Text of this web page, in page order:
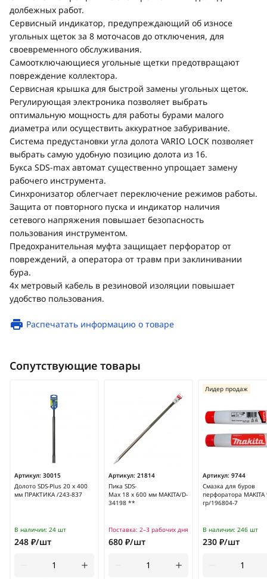
долбежных работ.
Сервисный индикатор, предупреждающий об износе
угольных щеток за 8 моточасов до отключения, для
своевременного обслуживания.
Самоотключающиеся угольные щетки предотвращают
повреждение коллектора.
Сервисная крышка для быстрой замены угольных щеток.
Регулирующая электроника позволяет выбрать
оптимальную мощность для работы бурами малого
диаметра или осуществить аккуратное забуривание.
Система предустановки угла долота VARIO LOCK позволяет
выбрать самую удобную позицию долота из 16.
Букса SDS-max автомат существенно упрощает замену
рабочего инструмента.
Синхронизатор облегчает переключение режимов работы.
Защита от повторного пуска и индикатор наличия
сетевого напряжения повышает безопасность
пользования инструментом.
Предохранительная муфта защищает перфоратор от
повреждений, а оператора от травм при заклинивании
бура.
4х метровый кабель в резиновой изоляции повышает
удобство пользования.
Распечатать информацию о товаре
Сопутствующие товары
Артикул: 30015
Долото SDS-Plus 20 х 400
мм ПРАКТИКА /243-837
В наличии: 24 шт
248 ₽/шт
Артикул: 21814
Пика SDS-
Max 18 х 600 мм MAKITA/D-
34198 **
Поставка: 2–3 рабочих дня
680 ₽/шт
Артикул: 9744
Смазка для буров
перфоратора MAKITA
гр/196804-7
Лидер продаж
В наличии: 246 шт
230 ₽/шт